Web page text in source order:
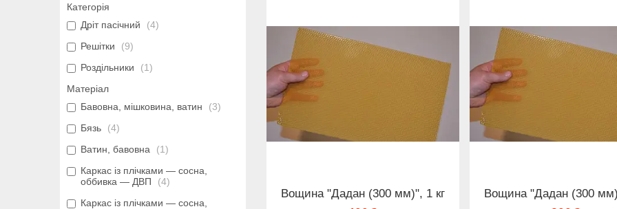
Вощина "Дадан (300 мм)", 1 кг Вощина "Дадан (300
Категорія
Дріт пасічний
4
Решітки
9
Роздільники
1
Матеріал
Бавовна, мішковина, ватин
3
Бязь
4
Ватин, бавовна
1
Каркас із плічками — сосна,
оббивка — ДВП
4
Каркас із плічками — сосна,